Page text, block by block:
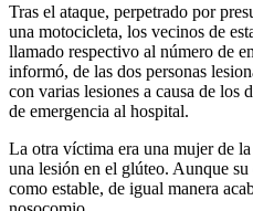
Tras el ataque, perpetrado por
una motocicleta, los vecinos de
llamado respectivo al número de
informó, de las dos personas
con varias lesiones a causa de los
de emergencia al hospital.
La otra víctima era una mujer de
una lesión en el glúteo. Aunque su
como estable, de igual manera